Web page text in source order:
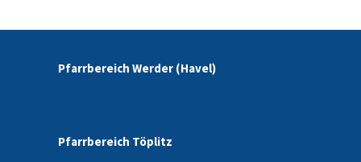
Pfarrbereich Werder (Havel)
Pfarrbereich Töplitz